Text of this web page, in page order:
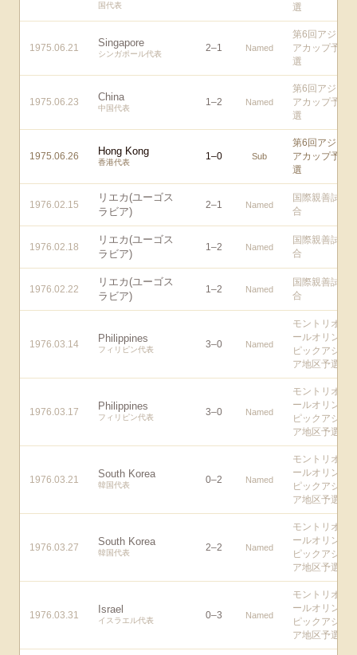
国代表
選
1975.06.21 Singapore
シンガポール代表
2–1 Named
第6回アジ
アカップ予
選
1975.06.23 China
中国代表
1–2 Named
第6回アジ
アカップ予
選
1975.06.26 Hong Kong
香港代表
1–0 Sub
第6回アジ
アカップ予
選
1976.02.15
リエカ(ユーゴス
ラビア)
2–1 Named
国際親善試
合
1976.02.18
リエカ(ユーゴス
ラビア)
1–2 Named
国際親善試
合
1976.02.22
リエカ(ユーゴス
ラビア)
1–2 Named
国際親善試
合
1976.03.14 Philippines
フィリピン代表 3–0 Named
モントリオ
ールオリン
ピックアジ
ア地区予選
1976.03.17 Philippines
フィリピン代表 3–0 Named
モントリオ
ールオリン
ピックアジ
ア地区予選
1976.03.21 South Korea
韓国代表 0–2 Named
モントリオ
ールオリン
ピックアジ
ア地区予選
1976.03.27 South Korea
韓国代表 2–2 Named
モントリオ
ールオリン
ピックアジ
ア地区予選
1976.03.31 Israel
イスラエル代表 0–3 Named
モントリオ
ールオリン
ピックアジ
ア地区予選